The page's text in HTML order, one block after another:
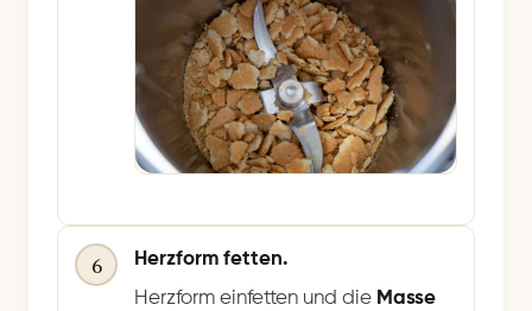
6
Herzform fetten.
Herzform einfetten und die Masse